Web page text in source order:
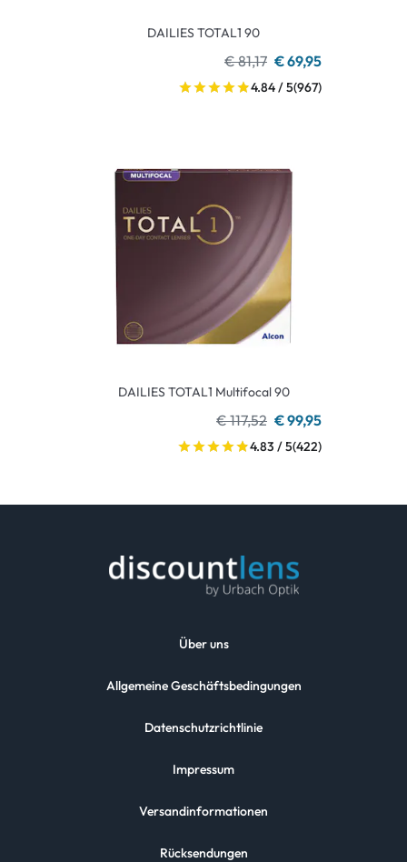
DAILIES TOTAL1 90
€ 81,17 € 69,95
4.84 / 5(967)
DAILIES TOTAL1 Multifocal 90
€ 117,52 € 99,95
4.83 / 5(422)
Über uns
Allgemeine Geschäftsbedingungen
Datenschutzrichtlinie
Impressum
Versandinformationen
Rücksendungen